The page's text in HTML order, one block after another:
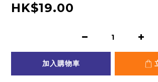
HK$19.00
加入購物車